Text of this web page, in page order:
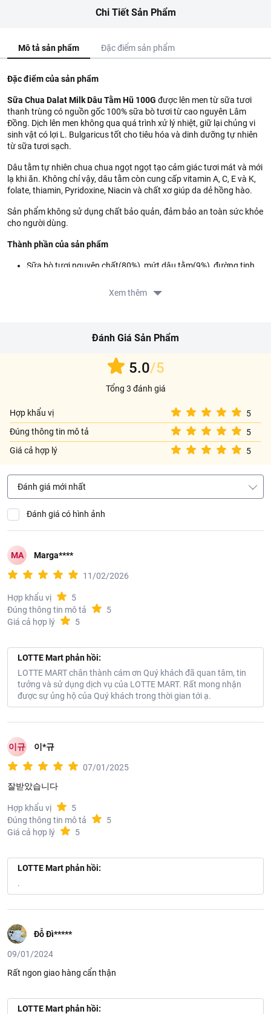
Chi Tiết Sản Phẩm
Mô tả sản phẩm Đặc điểm sản phẩm
Đặc điểm của sản phẩm
Sữa Chua Dalat Milk Dâu Tằm Hũ 100G được lên men từ sữa tươi
thanh trùng có nguồn gốc 100% sữa bò tươi từ cao nguyên Lâm
Đồng. Dịch lên men không qua quá trình xử lý nhiệt, giữ lại chủng vi
sinh vật có lợi L. Bulgaricus tốt cho tiêu hóa và dinh dưỡng tự nhiên
từ sữa tươi sạch.
Dâu tằm tự nhiên chua chua ngọt ngọt tạo cảm giác tươi mát và mới
lạ khi ăn. Không chỉ vậy, dâu tằm còn cung cấp vitamin A, C, E và K,
folate, thiamin, Pyridoxine, Niacin và chất xơ giúp da dẻ hồng hào.
Sản phẩm không sử dụng chất bảo quản, đảm bảo an toàn sức khỏe
cho người dùng.
Thành phần của sản phẩm
Sữa bò tươi nguyên chất(80%), mứt dâu tằm(9%), đường tinh
béo(E471), men sống Streptococcus Thermophilus và
Sử dụng ngay sau khi mở bao bì.
Bảo quản ở nhiệt độ 2 - 6 độ C.
Xem thêm
Đánh Giá Sản Phẩm
5.0/5
Tổng 3 đánh giá
Hợp khẩu vị
5
Đúng thông tin mô tả
5
Giá cả hợp lý
5
Đánh giá mới nhất
Đánh giá có hình ảnh
MA Marga****
11/02/2026
Hợp khẩu vị
5
Đúng thông tin mô tả
5
Giá cả hợp lý
5
LOTTE Mart phản hồi:
LOTTE MART chân thành cám ơn Quý khách đã quan tâm, tin
tưởng và sử dụng dịch vụ của LOTTE MART. Rất mong nhận
được sự ủng hộ của Quý khách trong thời gian tới ạ.
이규 이*규
07/01/2025
잘받았습니다
Hợp khẩu vị
5
Đúng thông tin mô tả
5
Giá cả hợp lý
5
LOTTE Mart phản hồi:
.
Đỗ Đì*****
09/01/2024
Rất ngon giao hàng cẩn thận
LOTTE Mart phản hồi: